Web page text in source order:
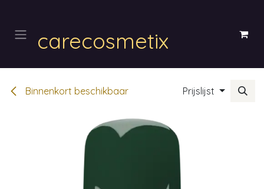
carecosmetix
Binnenkort beschikbaar Prijslijst